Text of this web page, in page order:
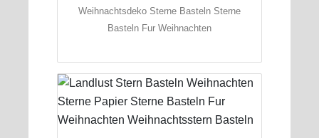
Weihnachtsdeko Sterne Basteln Sterne
Basteln Fur Weihnachten